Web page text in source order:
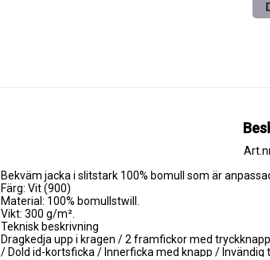
Bekväm jacka i slitstark 100% bomull som är
Färg: Vit (900)
Material: 100% bomullstwill.
Vikt: 300 g/m².
Teknisk beskrivning
Dragkedja upp i kragen / 2 framfickor med
/ Dold id-kortsficka / Innerficka med knapp /